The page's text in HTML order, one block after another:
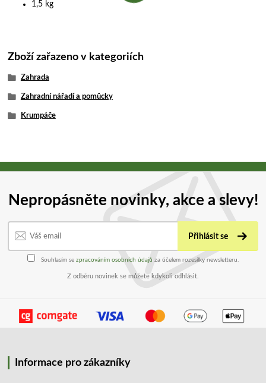
1,5 kg
Zboží zařazeno v kategoriích
Zahrada
Zahradní nářadí a pomůcky
Krumpáče
Nepropásněte novinky, akce a slevy!
Přihlásit se
Souhlasím se zpracováním osobních údajů za účelem rozesílky newsletteru.
Z odběru novinek se můžete kdykoli odhlásit.
Informace pro zákazníky